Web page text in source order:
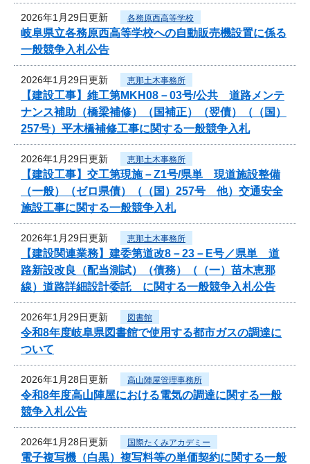
2026年1月29日更新 各務原西高等学校
岐阜県立各務原西高等学校への自動販売機設置に係る
一般競争入札公告
2026年1月29日更新 恵那土木事務所
【建設工事】維工第MKH08－03号/公共 道路メンテ
ナンス補助（橋梁補修）（国補正）（翌債）（（国）
257号）平木橋補修工事に関する一般競争入札
2026年1月29日更新 恵那土木事務所
【建設工事】交工第現施－Z1号/県単 現道施設整備
（一般）（ゼロ県債）（（国）257号 他）交通安全
施設工事に関する一般競争入札
2026年1月29日更新 恵那土木事務所
【建設関連業務】建委第道改8－23－E号／県単 道
路新設改良（配当測試）（債務）（（一）苗木恵那
線）道路詳細設計委託 に関する一般競争入札公告
2026年1月29日更新 図書館
令和8年度岐阜県図書館で使用する都市ガスの調達に
ついて
2026年1月28日更新 高山陣屋管理事務所
令和8年度高山陣屋における電気の調達に関する一般
競争入札公告
2026年1月28日更新 国際たくみアカデミー
電子複写機（白黒）複写料等の単価契約に関する一般